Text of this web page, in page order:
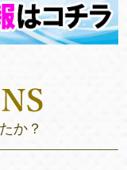
か？